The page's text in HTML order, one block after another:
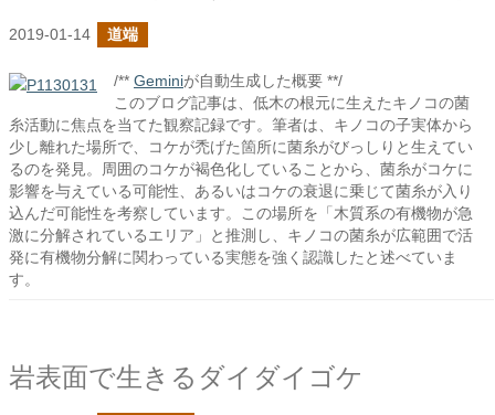
2019-01-14 道端
/** Geminiが自動生成した概要 **/
このブログ記事は、低木の根元に生えたキノコの菌
糸活動に焦点を当てた観察記録です。筆者は、キノコの子実体から
少し離れた場所で、コケが禿げた箇所に菌糸がびっしりと生えてい
るのを発見。周囲のコケが褐色化していることから、菌糸がコケに
影響を与えている可能性、あるいはコケの衰退に乗じて菌糸が入り
込んだ可能性を考察しています。この場所を「木質系の有機物が急
激に分解されているエリア」と推測し、キノコの菌糸が広範囲で活
発に有機物分解に関わっている実態を強く認識したと述べていま
す。
岩表面で生きるダイダイゴケ